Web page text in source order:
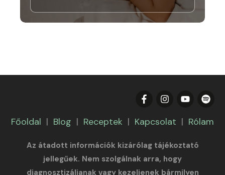
Főoldal | Blog | Receptek | Kapcsolat | Rólam
Az átadott információk kizárólag tájékoztató
jellegűek. Nem szolgálnak arra, hogy
diagnosztizáljanak vagy kezeljenek bármilyen